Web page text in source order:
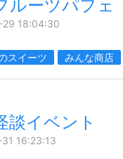
ルーツパフェ
18:04:30
スイーツ みんな商店
談イベント
16:23:13